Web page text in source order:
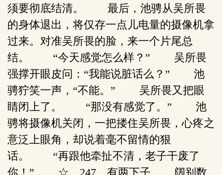
须要彻底结清。 最后，池骋从吴所畏
的身体退出，将仅存一点儿电量的摄像机拿
过来。对准吴所畏的脸，来一个片尾总
结。 “今天感觉怎么样？” 吴所畏
强撑开眼皮问：“我能说脏话么？” 池
骋狞笑一声，“不能。” 吴所畏又把眼
睛闭上了。 “那没有感觉了。” 池
骋将摄像机关闭，一把搂住吴所畏，心疼之
意泛上眼角，却说着毫不留情的狠
话。 “再跟他牵扯不清，老子干废了
你！” ☆、247、有两下子 阔别数